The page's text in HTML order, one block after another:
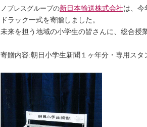
ノブレスグループの新日本輸送株式会社は、今
ドラック一式を寄贈しました。
未来を担う地域の小学生の皆さんに、総合授
寄贈内容:朝日小学生新聞１ヶ年分・専用スタ